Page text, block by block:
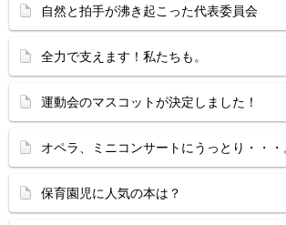
自然と拍手が沸き起こった代表委員会
全力で支えます！私たちも。
運動会のマスコットが決定しました！
オペラ、ミニコンサートにうっとり・・・
保育園児に人気の本は？